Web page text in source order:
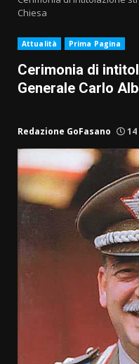
Chiesa
Attualità Prima Pagina
Cerimonia di
Generale Carlo
Redazione GoFasano